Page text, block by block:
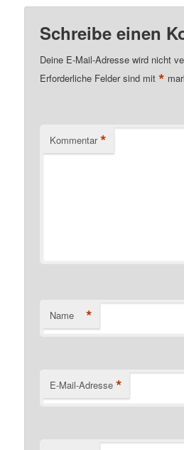
Schreibe einen
Deine E-Mail-Adresse wird nicht
Erforderliche Felder sind mit*
Kommentar *
Name *
E-Mail-Adresse *